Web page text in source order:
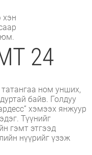
хэн
24
ном унших,
байв. Голдуу
хэмээх янжуур
Түүнийг
гэмт этгээд
нүүрийг үзэж